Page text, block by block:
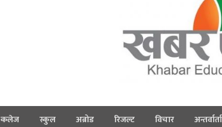
कलेज स्कुल अब्रोड रिजल्ट विचार अन्तर्वार्ता